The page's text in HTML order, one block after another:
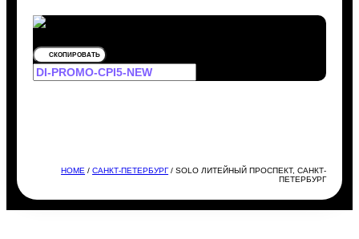
СКОПИРОВАТЬ
HOME /САНКТ-ПЕТЕРБУРГ/ SOLO ЛИТЕЙНЫЙ ПРОСПЕКТ, САНКТ-
ПЕТЕРБУРГ